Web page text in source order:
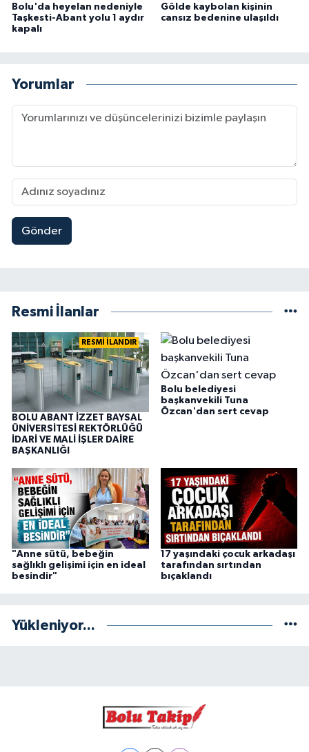
Bolu'da heyelan nedeniyle
Taşkesti-Abant yolu 1 aydır
kapalı
Gölde kaybolan kişinin
cansız bedenine ulaşıldı
Yorumlar
Gönder
Resmi İlanlar
RESMİ İLANDIR
BOLU ABANT İZZET BAYSAL
ÜNİVERSİTESİ REKTÖRLÜĞÜ
İDARİ VE MALİ İŞLER DAİRE
BAŞKANLIĞI
Bolu belediyesi
başkanvekili Tuna
Özcan'dan sert cevap
"Anne sütü, bebeğin
sağlıklı gelişimi için en ideal
besindir"
17 yaşındaki çocuk arkadaşı
tarafından sırtından
bıçaklandı
Yükleniyor...